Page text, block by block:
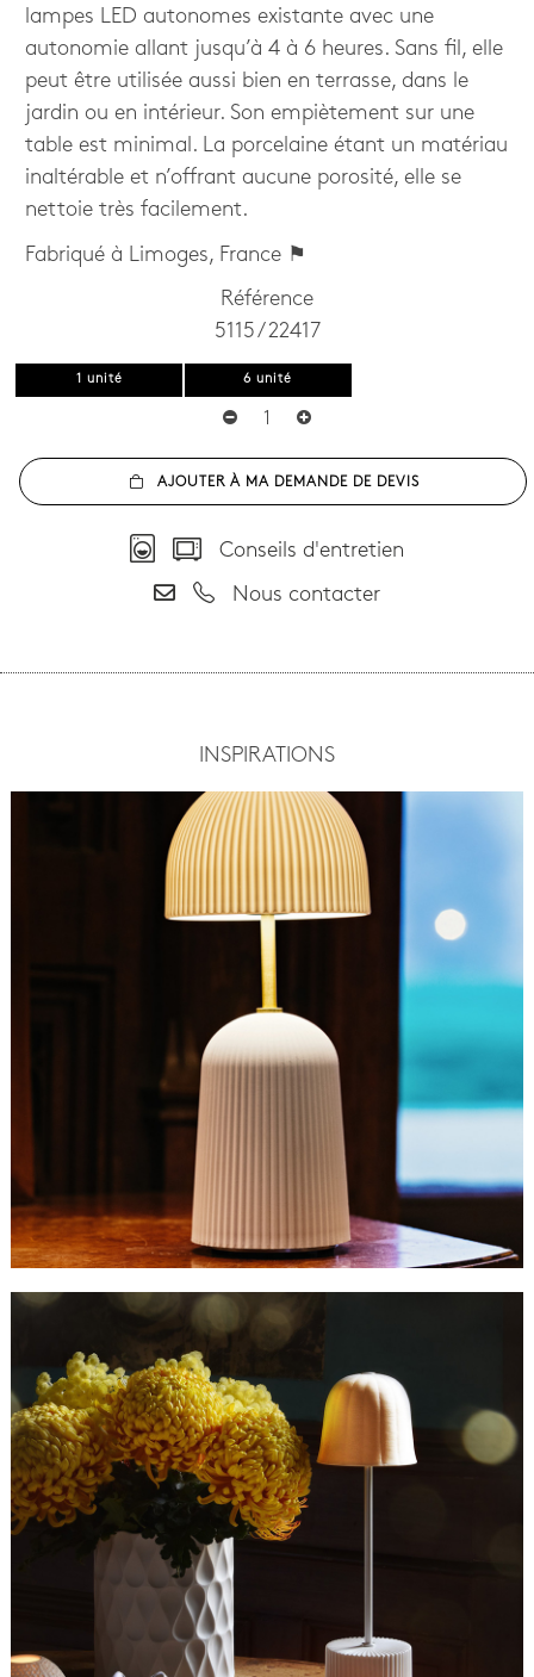
lampes LED autonomes existante avec une
autonomie allant jusqu’à 4 à 6 heures. Sans fil, elle
peut être utilisée aussi bien en terrasse, dans le
jardin ou en intérieur. Son empiètement sur une
table est minimal. La porcelaine étant un matériau
inaltérable et n’offrant aucune porosité, elle se
nettoie très facilement.
Fabriqué à Limoges, France ⚑
Référence
5115 / 22417
1 unité 6 unité
AJOUTER À MA DEMANDE DE DEVIS
Conseils d'entretien
Nous contacter
INSPIRATIONS